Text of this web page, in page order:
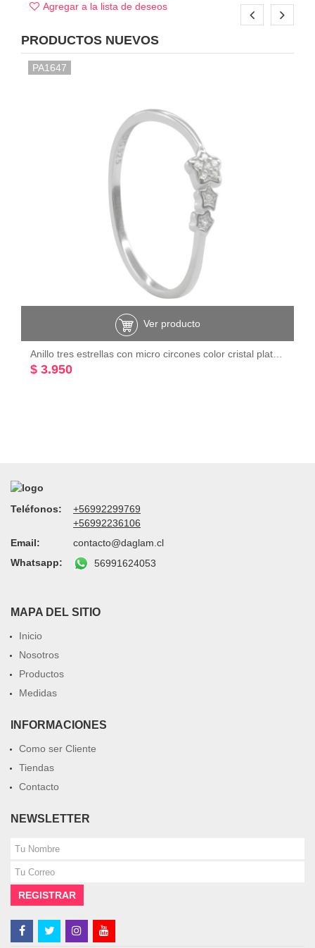
Agregar a la lista de deseos
PRODUCTOS NUEVOS
Ver producto
PA1647
$ 3.950
Teléfonos:
+56992299769
+56992236106
Email:
contacto@daglam.cl
Whatsapp:
56991624053
MAPA DEL SITIO
Inicio
Nosotros
Productos
Medidas
INFORMACIONES
Como ser Cliente
Tiendas
Contacto
NEWSLETTER
REGISTRAR